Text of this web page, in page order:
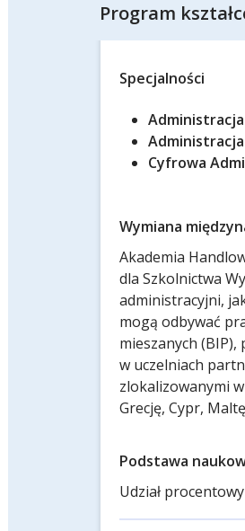
Program
Specjalności
Cyfrowa
Wymiana
Akademia
dla Szkolnictwa
administracyjni,
mogą odbywać
mieszanych
w uczelniach
zlokalizowanymi
Grecję, Cypr,
Podstawa
Udział